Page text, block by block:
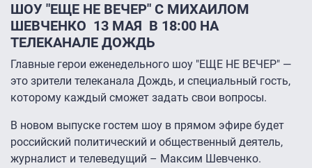
ШОУ "ЕЩЕ НЕ ВЕЧЕР" С МИХАИЛОМ
ШЕВЧЕНКО 13 МАЯ В 18:00 НА
ТЕЛЕКАНАЛЕ ДОЖДЬ
Главные герои еженедельного шоу "ЕЩЕ НЕ ВЕЧЕР" —
это зрители телеканала Дождь, и специальный гость,
которому каждый сможет задать свои вопросы.
В новом выпуске гостем шоу в прямом эфире будет
российский политический и общественный деятель,
журналист и телеведущий – Максим Шевченко.